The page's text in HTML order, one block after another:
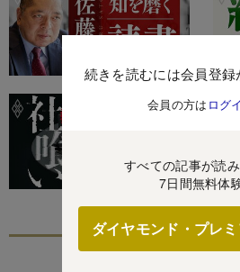
続きを読むには会員登録
会員の方は ログ
すべての記事が読み
7日間無料体
ダイヤモンド・プレ
あなたにおす